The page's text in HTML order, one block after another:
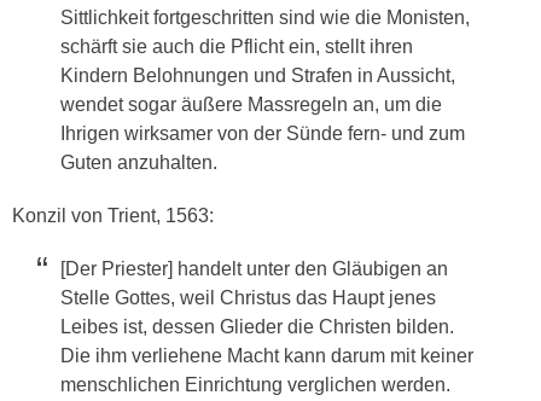
Sittlichkeit fortgeschritten sind wie die Monisten,
schärft sie auch die Pflicht ein, stellt ihren
Kindern Belohnungen und Strafen in Aussicht,
wendet sogar äußere Massregeln an, um die
Ihrigen wirksamer von der Sünde fern- und zum
Guten anzuhalten.
Konzil von Trient, 1563:
[Der Priester] handelt unter den Gläubigen an
Stelle Gottes, weil Christus das Haupt jenes
Leibes ist, dessen Glieder die Christen bilden.
Die ihm verliehene Macht kann darum mit keiner
menschlichen Einrichtung verglichen werden.